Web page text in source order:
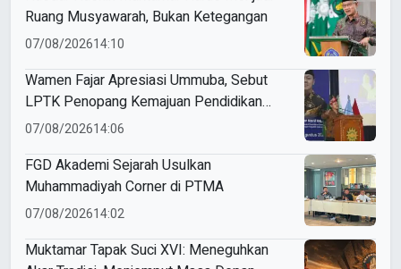
Ruang Musyawarah, Bukan Ketegangan
07/08/202614:10
Wamen Fajar Apresiasi Ummuba, Sebut
LPTK Penopang Kemajuan Pendidikan
Indonesia
07/08/202614:06
FGD Akademi Sejarah Usulkan
Muhammadiyah Corner di PTMA
07/08/202614:02
Muktamar Tapak Suci XVI: Meneguhkan